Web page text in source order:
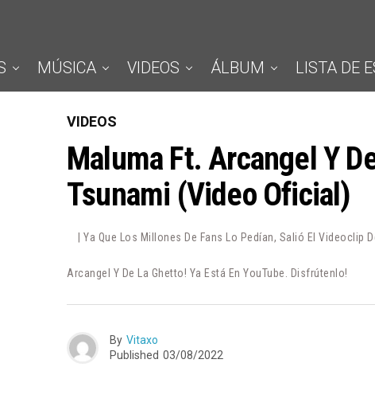
MÚSICA VIDEOS ÁLBUM LISTA DE
VIDEOS
Maluma Ft. Arcangel Y
Tsunami (Video Oficial)
| Ya Que Los Millones De Fans Lo Pedían, Salió El Videoclip
Arcangel Y De La Ghetto! Ya Está En YouTube. Disfrútenlo!
By Vitaxo
Published 03/08/2022